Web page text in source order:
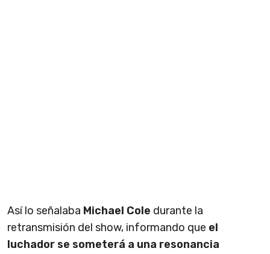
Así lo señalaba Michael Cole durante la
retransmisión del show, informando que el
luchador se someterá a una resonancia